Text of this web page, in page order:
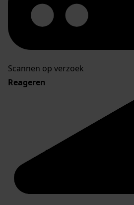
Scannen op verzoek
Reageren